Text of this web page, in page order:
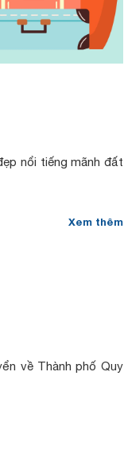
nổi tiếng mãnh đất
Xem thêm
về Thành phố Quy